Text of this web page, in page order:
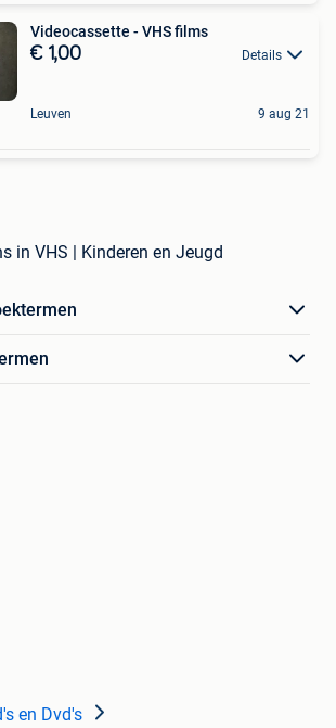
Videocassette - VHS films
€ 1,00 Details
Leuven 9 aug 21
in VHS | Kinderen en Jeugd
en Dvd's